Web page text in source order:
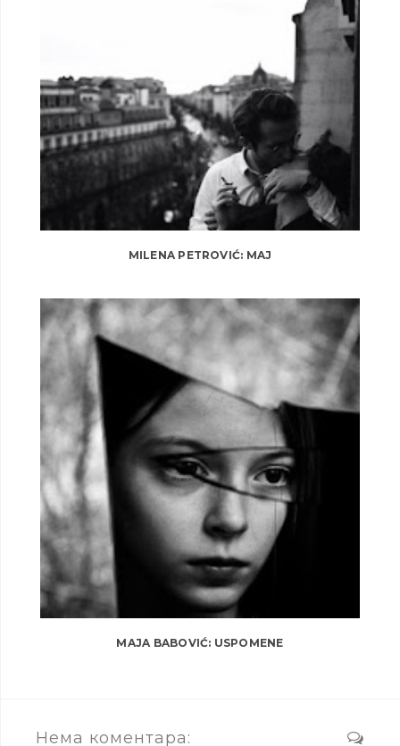
MILENA PETROVIĆ: MAJ
MAJA BABOVIĆ: USPOMENE
Нема коментара: